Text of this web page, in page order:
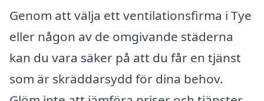
Genom att välja ett ventilationsfirma i Tye
eller någon av de omgivande städerna
kan du vara säker på att du får en tjänst
som är skräddarsydd för dina behov.